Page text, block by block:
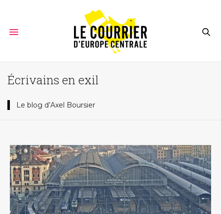
Écrivains en exil
Le blog d’Axel Boursier